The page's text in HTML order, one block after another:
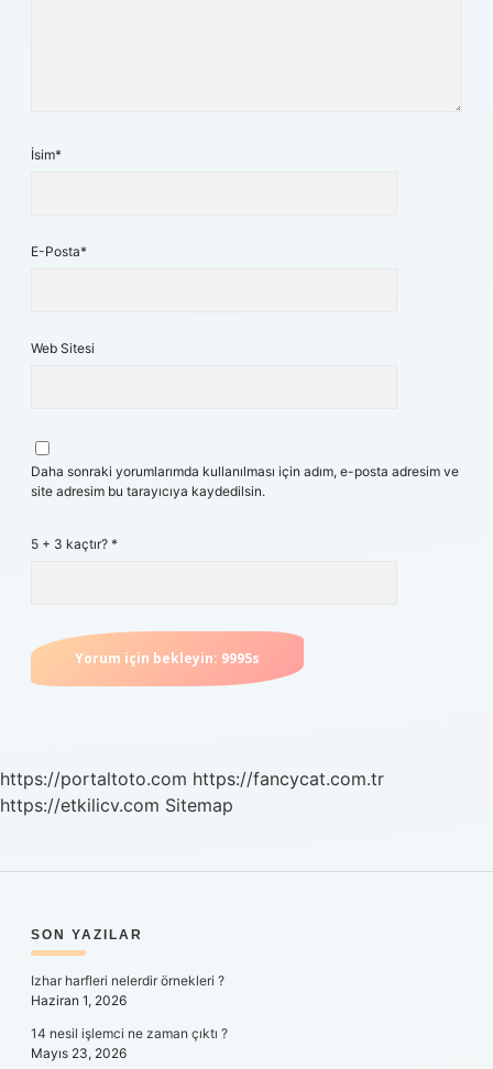
İsim*
E-Posta*
Web Sitesi
Daha sonraki yorumlarımda kullanılması için adım, e-posta adresim ve
site adresim bu tarayıcıya kaydedilsin.
5 + 3 kaçtır? *
https://portaltoto.com https://fancycat.com.tr
https://etkilicv.com Sitemap
SIDEBAR
SON YAZILAR
Izhar harfleri nelerdir örnekleri ?
Haziran 1, 2026
14 nesil işlemci ne zaman çıktı ?
Mayıs 23, 2026